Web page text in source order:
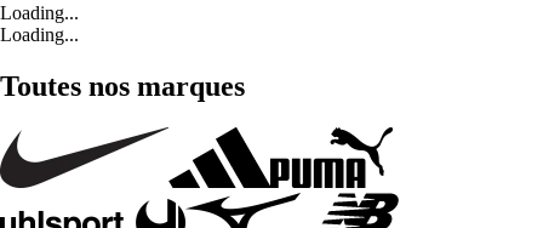
Loading...
Loading...
Toutes nos marques